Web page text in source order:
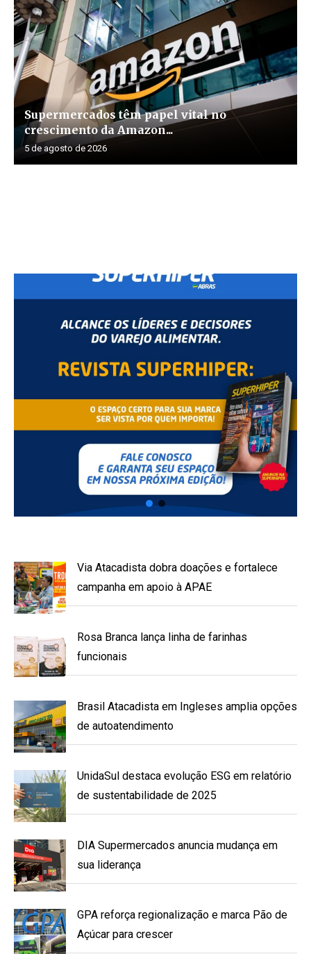
Supermercados têm papel vital no
crescimento da Amazon...
5 de agosto de 2026
Via Atacadista dobra doações e fortalece
campanha em apoio à APAE
Rosa Branca lança linha de farinhas
funcionais
Brasil Atacadista em Ingleses amplia opções
de autoatendimento
UnidaSul destaca evolução ESG em relatório
de sustentabilidade de 2025
DIA Supermercados anuncia mudança em
sua liderança
GPA reforça regionalização e marca Pão de
Açúcar para crescer